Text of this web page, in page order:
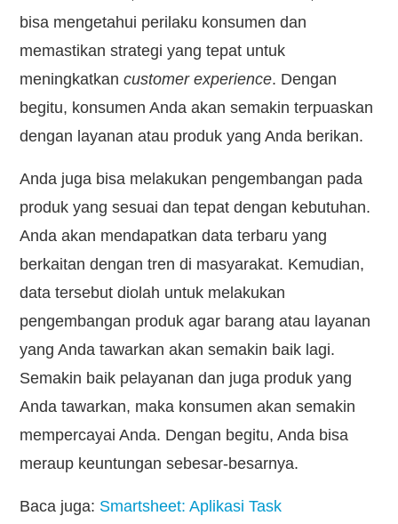
bisa mengetahui perilaku konsumen dan
memastikan strategi yang tepat untuk
meningkatkancustomer experience. Dengan
begitu, konsumen Anda akan semakin terpuaskan
dengan layanan atau produk yang Anda berikan.
Anda juga bisa melakukan pengembangan pada
produk yang sesuai dan tepat dengan kebutuhan.
Anda akan mendapatkan data terbaru yang
berkaitan dengan tren di masyarakat. Kemudian,
data tersebut diolah untuk melakukan
pengembangan produk agar barang atau layanan
yang Anda tawarkan akan semakin baik lagi.
Semakin baik pelayanan dan juga produk yang
Anda tawarkan, maka konsumen akan semakin
mempercayai Anda. Dengan begitu, Anda bisa
meraup keuntungan sebesar-besarnya.
Baca juga: Smartsheet: Aplikasi Task